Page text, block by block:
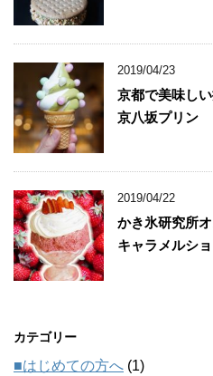
2019/04/23
京都で美味し
京八坂プリン
2019/04/22
かき氷研究所
キャラメルショ
カテゴリー
■はじめての方へ (1)